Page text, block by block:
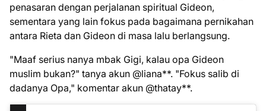
penasaran dengan perjalanan spiritual Gideon,
sementara yang lain fokus pada bagaimana pernikahan
antara Rieta dan Gideon di masa lalu berlangsung.
"Maaf serius nanya mbak Gigi, kalau opa Gideon
muslim bukan?" tanya akun @liana**. "Fokus salib di
dadanya Opa," komentar akun @thatay**.